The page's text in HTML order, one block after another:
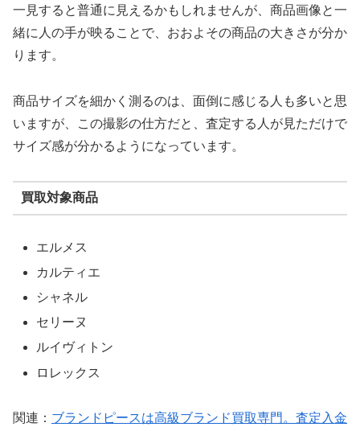
一見すると普通に見えるかもしれませんが、商品画像と一
緒に人の手が映ることで、おおよその商品の大きさが分か
ります。
商品サイズを細かく測るのは、面倒に感じる人も多いと思
いますが、この撮影の仕方だと、査定する人が見ただけで
サイズ感が分かるようになっています。
買取対象商品
エルメス
カルティエ
シャネル
セリーヌ
ルイヴィトン
ロレックス
関連： ブランドピースは高級ブランド買取専門。査定入金